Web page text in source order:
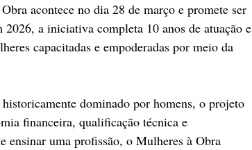
acontece no dia 28 de março e promete ser
a iniciativa completa 10 anos de atuação e
capacitadas e empoderadas por meio da
dominado por homens, o projeto
financeira, qualificação técnica e
ensinar uma profissão, o Mulheres à Obra